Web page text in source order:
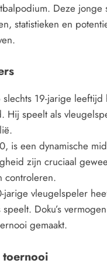
Deze
statistieken en
19-jarige leeftijd
speelt als
is een dynamische
zijn cruciaal
controleren.
jarige vleugelspeler
Doku’s
gemaakt.
toernooi